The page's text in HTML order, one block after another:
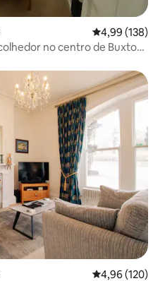
Classificação
4,99 (138)
no centro de Buxton |
apreciados
Classificação
4,96 (120)